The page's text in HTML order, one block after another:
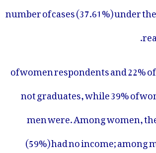
number of cases (37.61%) under
34% of women respondents and 22%
not graduates, while 39% of
men were. Among women,
(59%) had no income; among